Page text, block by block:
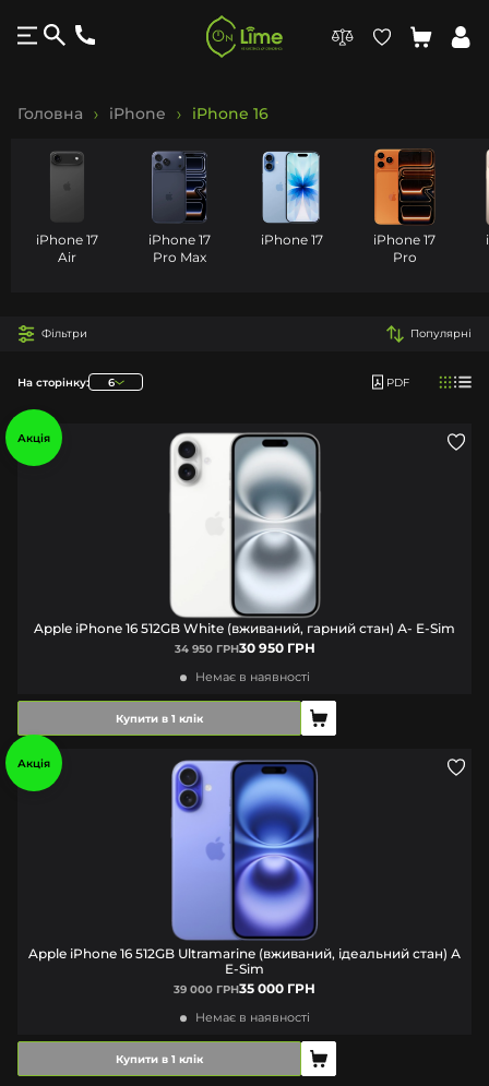
iPhone 17
Air
iPhone 17
Pro Max
iPhone 17
iPhone 17
Pro
Головна iPhone iPhone 16
На сторінку: 6 PDF
Фільтри Популярні
Акція
Apple iPhone 16 512GB White (вживаний, гарний стан) А- E-Sim
34 950 ГРН30 950 ГРН
Немає в наявності
Купити в 1 клік
Акція
Apple iPhone 16 512GB Ultramarine (вживаний, ідеальний стан) А
E-Sim
39 000 ГРН35 000 ГРН
Немає в наявності
Купити в 1 клік